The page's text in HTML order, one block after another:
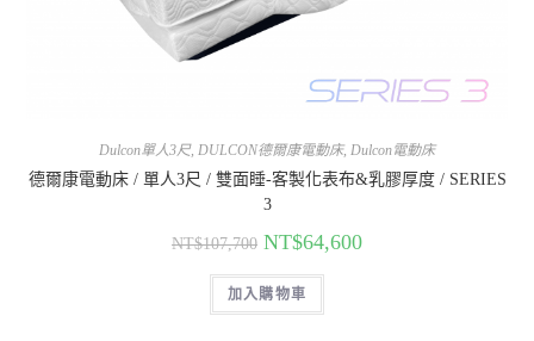
Dulcon單人3尺, DULCON德爾康電動床, Dulcon電動床
德爾康電動床 / 單人3尺 / 雙面睡-客製化表布&乳膠厚度 / SERIES
3
NT$107,700 NT$64,600
加入購物車